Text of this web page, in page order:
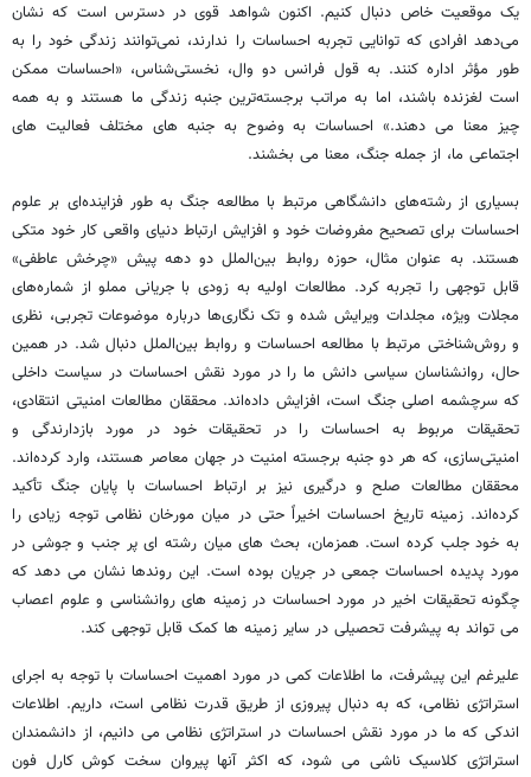
یک موقعیت خاص دنبال کنیم. اکنون شواهد قوی در دسترس است که نشان
می‌دهد افرادی که توانایی تجربه احساسات را ندارند، نمی‌توانند زندگی خود را به
طور مؤثر اداره کنند. به قول فرانس دو وال، نخستی‌شناس، «احساسات ممکن
است لغزنده باشند، اما به مراتب برجسته‌ترین جنبه زندگی ما هستند و به همه
چیز معنا می دهند.» احساسات به وضوح به جنبه های مختلف فعالیت های
اجتماعی ما، از جمله جنگ، معنا می بخشند.
بسیاری از رشته‌های دانشگاهی مرتبط با مطالعه جنگ به طور فزاینده‌ای بر علوم
احساسات برای تصحیح مفروضات خود و افزایش ارتباط دنیای واقعی کار خود متکی
هستند. به عنوان مثال، حوزه روابط بین‌الملل دو دهه پیش «چرخش عاطفی»
قابل توجهی را تجربه کرد. مطالعات اولیه به زودی با جریانی مملو از شماره‌های
مجلات ویژه، مجلدات ویرایش شده و تک نگاری‌ها درباره موضوعات تجربی، نظری
و روش‌شناختی مرتبط با مطالعه احساسات و روابط بین‌الملل دنبال شد. در همین
حال، روانشناسان سیاسی دانش ما را در مورد نقش احساسات در سیاست داخلی
که سرچشمه اصلی جنگ است، افزایش داده‌اند. محققان مطالعات امنیتی انتقادی،
تحقیقات مربوط به احساسات را در تحقیقات خود در مورد بازدارندگی و
امنیتی‌سازی، که هر دو جنبه برجسته امنیت در جهان معاصر هستند، وارد کرده‌اند.
محققان مطالعات صلح و درگیری نیز بر ارتباط احساسات با پایان جنگ تأکید
کرده‌اند. زمینه تاریخ احساسات اخیراً حتی در میان مورخان نظامی توجه زیادی را
به خود جلب کرده است. همزمان، بحث های میان رشته ای پر جنب و جوشی در
مورد پدیده احساسات جمعی در جریان بوده است. این روندها نشان می دهد که
چگونه تحقیقات اخیر در مورد احساسات در زمینه های روانشناسی و علوم اعصاب
می تواند به پیشرفت تحصیلی در سایر زمینه ها کمک قابل توجهی کند.
علیرغم این پیشرفت، ما اطلاعات کمی در مورد اهمیت احساسات با توجه به اجرای
استراتژی نظامی، که به دنبال پیروزی از طریق قدرت نظامی است، داریم. اطلاعات
اندکی که ما در مورد نقش احساسات در استراتژی نظامی می دانیم، از دانشمندان
استراتژی کلاسیک ناشی می شود، که اکثر آنها پیروان سخت کوش کارل فون